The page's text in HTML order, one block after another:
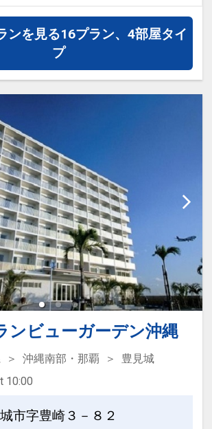
とお得】連泊割引がございま
、
１泊につきおひとり様
の併用はできません。
のご旅行代金は、カレンダ
いただいた後表示される
果確認画面」でご確認くだ
すべての日において人数・
イプ・食事条件・プラン同
が割引適用の条件となりま
ト
ドリンク付（１階ラウンジ
２１：００）
用代金不要
の併用はできません。
のご旅行代金は、カレンダ
みいただいた後表示される
結果確認画面」でご確認くだ
での申込がお得】早期申込
います
日前までにお申し込みにな
おひとり様３００円引
間を過ぎてからの変更（人
室タイプ・食事条件・プラ
人員・泊数の増減等の変更）
合、早期申込割引は適用され
の併用はできません。
のご旅行代金は、カレンダ
いただいた後表示される
ンを見る16プラン、4部屋タイ
プ
ンビューガーデン沖縄
沖縄南部・那覇
豊見城
10:00
市字豊崎３－８２